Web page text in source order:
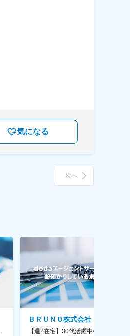
気になる
次へ
ＢＲＵＮＯ株式会社
【週2在宅】30代活躍中◆商品